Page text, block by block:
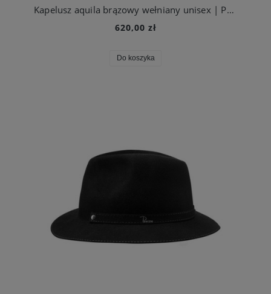
Kapelusz aquila brązowy wełniany unisex | Panizza
620,00 zł
Do koszyka